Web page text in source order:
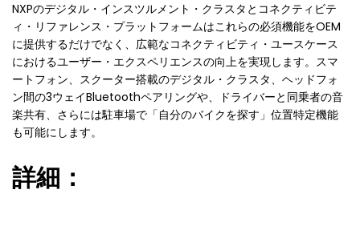
NXPのデジタル・インスツルメント・クラスタとコネクティビテ
ィ・リファレンス・プラットフォームはこれらの必須機能をOEM
に提供するだけでなく、広範なコネクティビティ・ユースケース
におけるユーザー・エクスペリエンスの向上を実現します。スマ
ートフォン、スクーター搭載のデジタル・クラスタ、ヘッドフォ
ン間の3ウェイBluetoothペアリングや、ドライバーと同乗者の音
楽共有、さらには駐車場で「自分のバイクを探す」位置特定機能
も可能にします。
詳細：